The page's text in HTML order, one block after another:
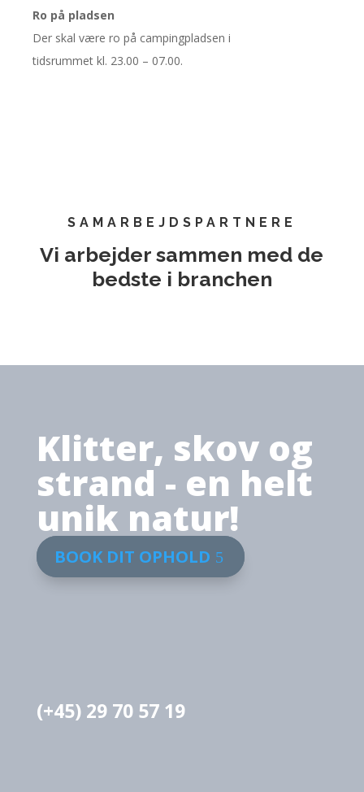
Ro på pladsen
Der skal være ro på campingpladsen i
tidsrummet kl. 23.00 – 07.00.
SAMARBEJDSPARTNERE
Vi arbejder sammen med de
bedste i branchen
Klitter, skov og
strand - en helt
unik natur!
BOOK DIT OPHOLD
(+45) 29 70 57 19